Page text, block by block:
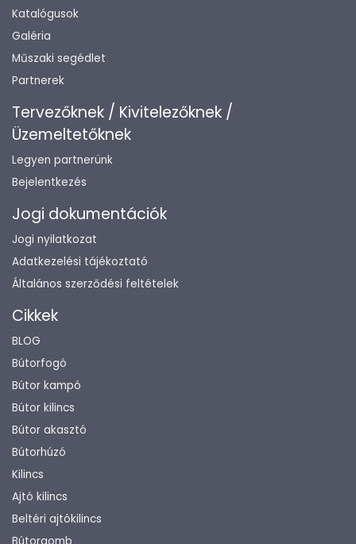
Katalógusok
Galéria
Műszaki segédlet
Partnerek
Tervezőknek / Kivitelezőknek /
Üzemeltetőknek
Legyen partnerünk
Bejelentkezés
Jogi dokumentációk
Jogi nyilatkozat
Adatkezelési tájékoztató
Általános szerződési feltételek
Cikkek
BLOG
Bútorfogó
Bútor kampó
Bútor kilincs
Bútor akasztó
Bútorhúzó
Kilincs
Ajtó kilincs
Beltéri ajtókilincs